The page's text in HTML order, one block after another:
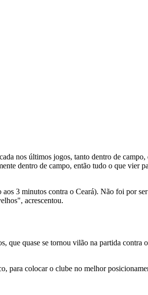
nos últimos jogos, tanto dentro de
dentro de campo, então tudo o que vier
3 minutos contra o Ceará). Não foi por
acrescentou.
que quase se tornou vilão na partida contra
para colocar o clube no melhor